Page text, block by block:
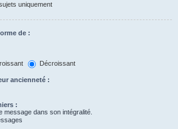
uniquement
de :
Décroissant
ancienneté :
:
message dans son intégralité.